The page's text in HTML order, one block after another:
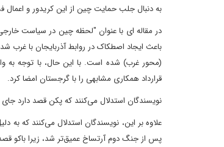
به دنبال جلب حمایت چین از این کریدور و اعمال
در مقاله ای با عنوان "لحظه چین در سیاست
باعث ایجاد اصطکاک در روابط آذربایجان با غرب
قرارداد همکاری مشابهی را با گرجستان امضا کرد.
نویسندگان استدلال می‌کنند که پکن قصد دارد جای
علاوه بر این، نویسندگان استدلال می‌کنند که
پس از جنگ دوم آرتساخ عمیق‌تر شد، زیرا باکو